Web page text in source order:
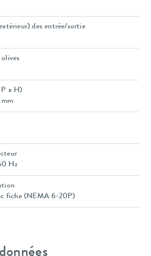
des entrée/sortie
P x H)
Hz
fiche (NEMA 6-20P)